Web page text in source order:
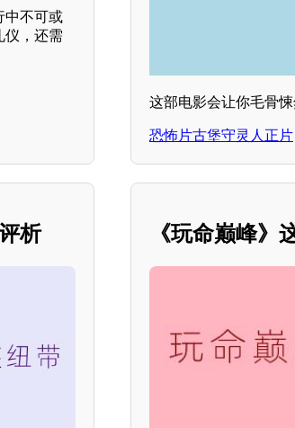
中不可或
仪，还需
这部电影会让你毛骨
恐怖片古堡守灵人正片
析 《玩命巅峰》